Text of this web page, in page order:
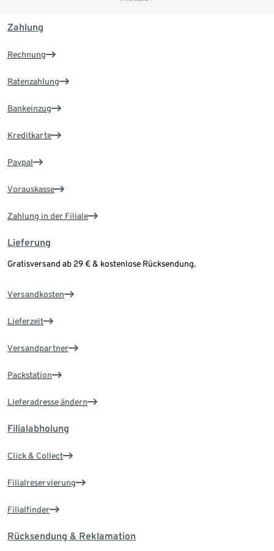
Zahlung
Rechnung
Ratenzahlung
Bankeinzug
Kreditkarte
Paypal
Vorauskasse
Zahlung in der Filiale
Lieferung
Gratisversand ab 29 € & kostenlose Rücksendung.
Versandkosten
Lieferzeit
Versandpartner
Packstation
Lieferadresse ändern
Filialabholung
Click & Collect
Filialreservierung
Filialfinder
Rücksendung & Reklamation